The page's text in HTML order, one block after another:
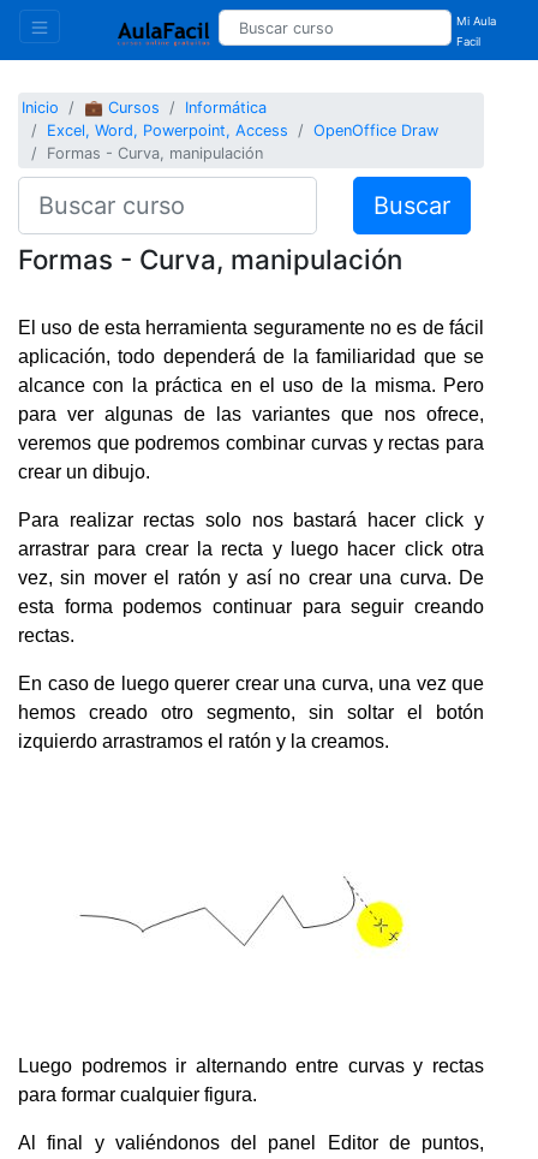
Mi Aula
Facil
Inicio 💼 Cursos
Informática
Excel, Word, Powerpoint, Access
OpenOffice Draw
Formas - Curva, manipulación
Buscar
Formas - Curva, manipulación
El uso de esta herramienta seguramente no es de fácil
aplicación, todo dependerá de la familiaridad que se
alcance con la práctica en el uso de la misma. Pero
para ver algunas de las variantes que nos ofrece,
veremos que podremos combinar curvas y rectas para
crear un dibujo.
Para realizar rectas solo nos bastará hacer click y
arrastrar para crear la recta y luego hacer click otra
vez, sin mover el ratón y así no crear una curva. De
esta forma podemos continuar para seguir creando
rectas.
En caso de luego querer crear una curva, una vez que
hemos creado otro segmento, sin soltar el botón
izquierdo arrastramos el ratón y la creamos.
Luego podremos ir alternando entre curvas y rectas
para formar cualquier figura.
Al final y valiéndonos del panel Editor de puntos,